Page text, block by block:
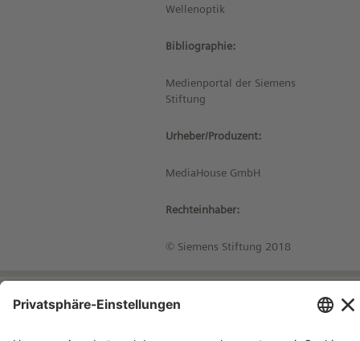
Wellenoptik
Bibliographie:
Medienportal der Siemens
Stiftung
Urheber/Produzent:
MediaHouse GmbH
Rechteinhaber:
© Siemens Stiftung 2018
Impressum